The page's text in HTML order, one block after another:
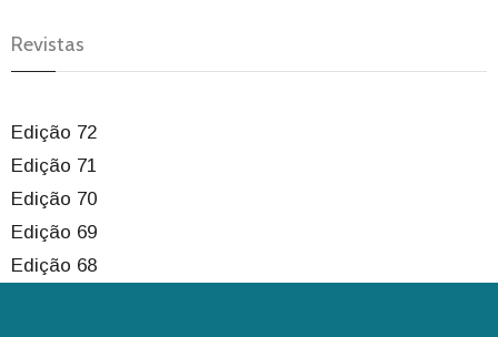
Revistas
Edição 72
Edição 71
Edição 70
Edição 69
Edição 68